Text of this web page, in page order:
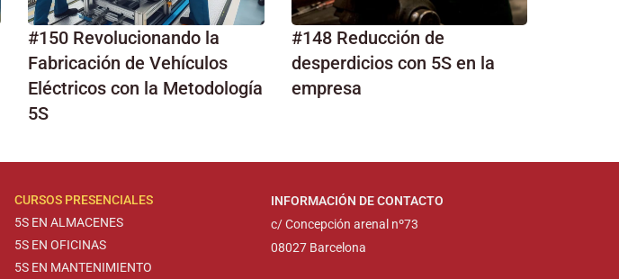
#150 Revolucionando la
Fabricación de Vehículos
Eléctricos con la Metodología
5S
#148 Reducción de
desperdicios con 5S en la
empresa
CURSOS PRESENCIALES
5S EN ALMACENES
5S EN OFICINAS
5S EN MANTENIMIENTO
INFORMACIÓN DE CONTACTO
c/ Concepción arenal nº73
08027 Barcelona